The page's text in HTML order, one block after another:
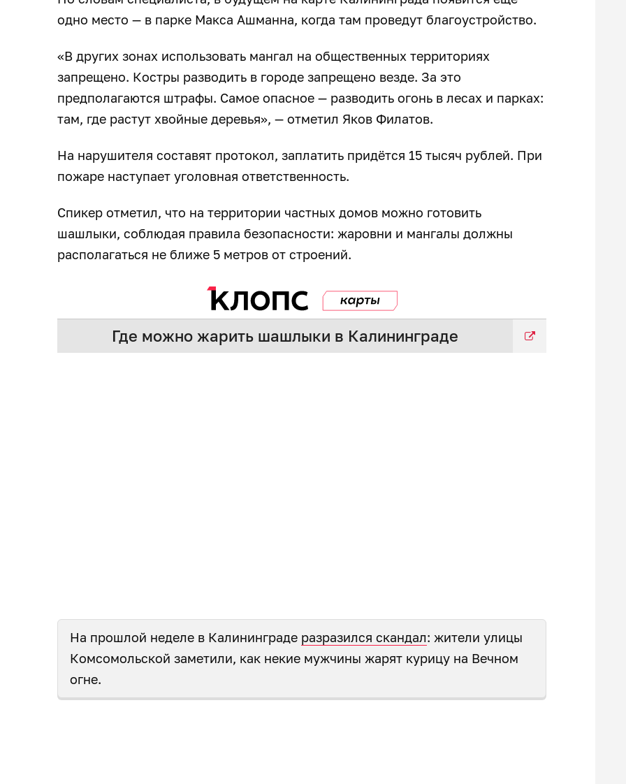
одно место — в парке Макса Ашманна, когда там проведут благоустройство.
«В других зонах использовать мангал на общественных территориях
запрещено. Костры разводить в городе запрещено везде. За это
предполагаются штрафы. Самое опасное — разводить огонь в лесах и парках:
там, где растут хвойные деревья», — отметил Яков Филатов.
На нарушителя составят протокол, заплатить придётся 15 тысяч рублей. При
пожаре наступает уголовная ответственность.
Спикер отметил, что на территории частных домов можно готовить
шашлыки, соблюдая правила безопасности: жаровни и мангалы должны
располагаться не ближе 5 метров от строений.
На прошлой неделе в Калининграде разразился скандал: жители улицы
Комсомольской заметили, как некие мужчины жарят курицу на Вечном
огне.